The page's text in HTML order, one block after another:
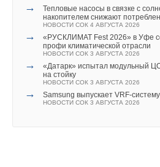
→
Тепловые насосы в связке с
накопителем снижают
НОВОСТИ СОК 4 АВГУСТА 2026
→
«РУСКЛИМАТ Fest 2026» в Уфе
профи климатической отрасли
НОВОСТИ СОК 3 АВГУСТА 2026
→
«Датарк» испытал модульный
на стойку
НОВОСТИ СОК 3 АВГУСТА 2026
→ Samsung выпускает VRF-
НОВОСТИ СОК 3 АВГУСТА 2026